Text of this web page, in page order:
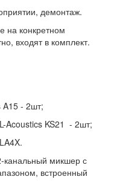
демонтаж.
на конкретном
входят в комплект.
A15 - 2шт;
Acoustics KS21 - 2шт;
канальный микшер с
встроенный